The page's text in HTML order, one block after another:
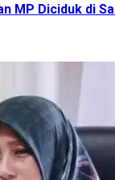
MP Diciduk di